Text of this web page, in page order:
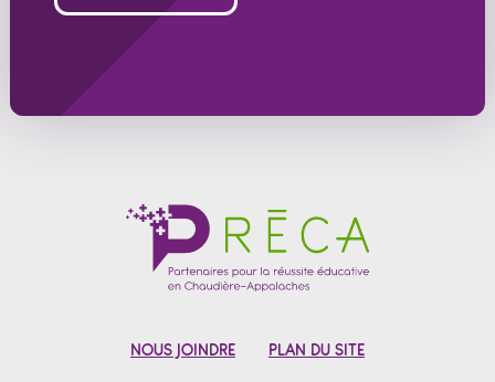
NOUS JOINDRE PLAN DU SITE